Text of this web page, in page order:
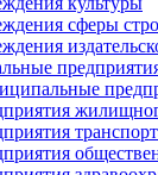
сферы